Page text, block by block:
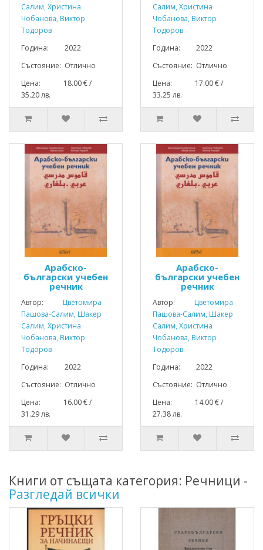
Салим, Христина
Чобанова, Виктор
Тодоров
Година: 2022
Състояние: Отлично
Цена: 18.00 € /
35.20 лв.
Салим, Христина
Чобанова, Виктор
Тодоров
Година: 2022
Състояние: Отлично
Цена: 17.00 € /
33.25 лв.
Арабско-
български учебен
речник
Автор:
Цветомира
Пашова-Салим, Шакер
Салим, Христина
Чобанова, Виктор
Тодоров
Година: 2022
Състояние: Отлично
Цена: 16.00 € /
31.29 лв.
Арабско-
български учебен
речник
Автор:
Цветомира
Пашова-Салим, Шакер
Салим, Христина
Чобанова, Виктор
Тодоров
Година: 2022
Състояние: Отлично
Цена: 14.00 € /
27.38 лв.
Книги от същата категория: Речници -
Разгледай всички